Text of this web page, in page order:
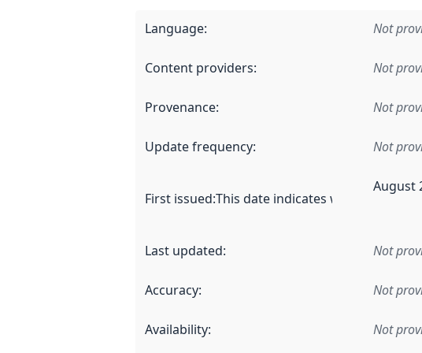
Language: Not
Content providers: Not
Provenance: Not
Update frequency: Not
First issued:This date indicates when the
August
Last updated: Not
Accuracy: Not
Availability: Not